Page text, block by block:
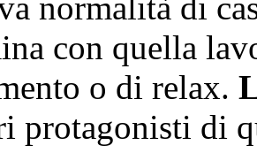
con quella
o di relax.
protagonisti di